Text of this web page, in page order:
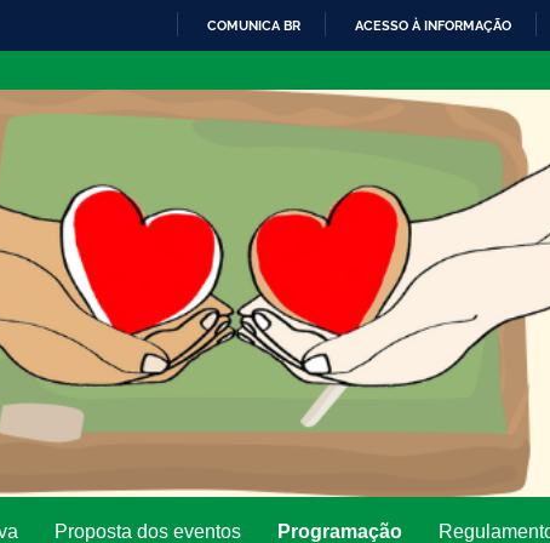
O
COMUNICA BR ACESSO À INFORMAÇÃO
Proposta dos eventos Programação